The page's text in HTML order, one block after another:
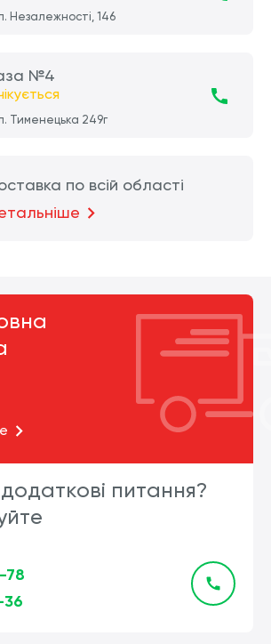
Незалежності, 146
№4
Тименецька 249г
по всій області
питання?
78